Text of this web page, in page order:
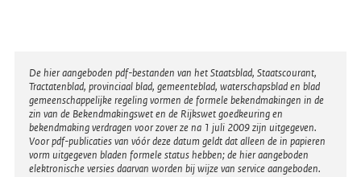
e
l
i
n
k
Disclaimer
De hier aangeboden pdf-bestanden van het Staatsblad, Staatscourant,
Tractatenblad, provinciaal blad, gemeenteblad, waterschapsblad en blad
gemeenschappelijke regeling vormen de formele bekendmakingen in de
zin van de Bekendmakingswet en de Rijkswet goedkeuring en
bekendmaking verdragen voor zover ze na 1 juli 2009 zijn uitgegeven.
Voor pdf-publicaties van vóór deze datum geldt dat alleen de in papieren
vorm uitgegeven bladen formele status hebben; de hier aangeboden
elektronische versies daarvan worden bij wijze van service aangeboden.